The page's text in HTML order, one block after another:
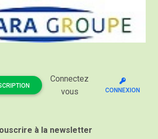
Connectez
vous
CONNEXION
à la newsletter